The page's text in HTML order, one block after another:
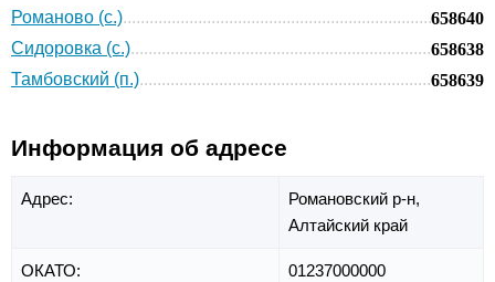
Романово (с.)
658640
Сидоровка (с.)
658638
Тамбовский (п.)
658639
Информация об адресе
Адрес:
Романовский р-н,
Алтайский край
ОКАТО: 01237000000